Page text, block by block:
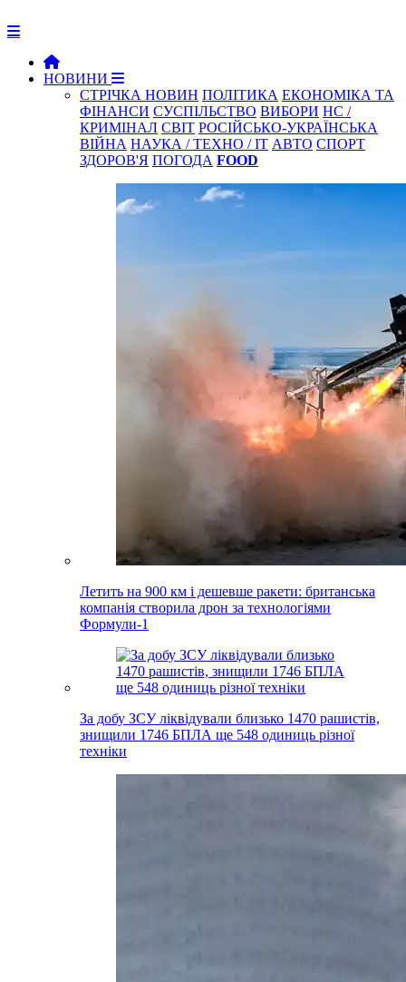
НОВИНИ
СТРІЧКА НОВИН ПОЛІТИКА ЕКОНОМІКА ТА
ФІНАНСИ СУСПІЛЬСТВО ВИБОРИ НС /
КРИМІНАЛ СВІТ РОСІЙСЬКО-УКРАЇНСЬКА
ВІЙНА НАУКА / ТЕХНО / IT АВТО СПОРТ
ЗДОРОВ'Я ПОГОДА FOOD
Летить на 900 км і дешевше ракети: британська
компанія створила дрон за технологіями
Формули-1
За добу ЗСУ ліквідували близько 1470 рашистів,
знищили 1746 БПЛА ще 548 одиниць різної
техніки